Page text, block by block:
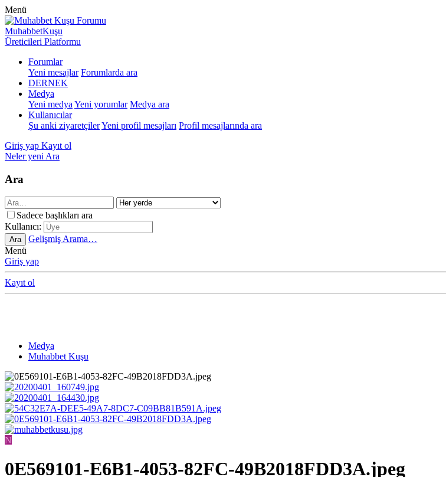
Menü
MuhabbetKuşu
Üreticileri Platformu
Forumlar
Yeni mesajlar Forumlarda ara
DERNEK
Medya
Yeni medya Yeni yorumlar Medya ara
Kullanıcılar
Şu anki ziyaretçilerYeni profil mesajları Profil mesajlarında ara
Giriş yap Kayıt ol
Neler yeni Ara
Ara
Sadece başlıkları ara
Kullanıcı:
Ara
Gelişmiş Arama…
Menü
Giriş yap
Kayıt ol
Medya
Muhabbet Kuşu
N
0E569101-E6B1-4053-82FC-49B2018FDD3A.jpeg